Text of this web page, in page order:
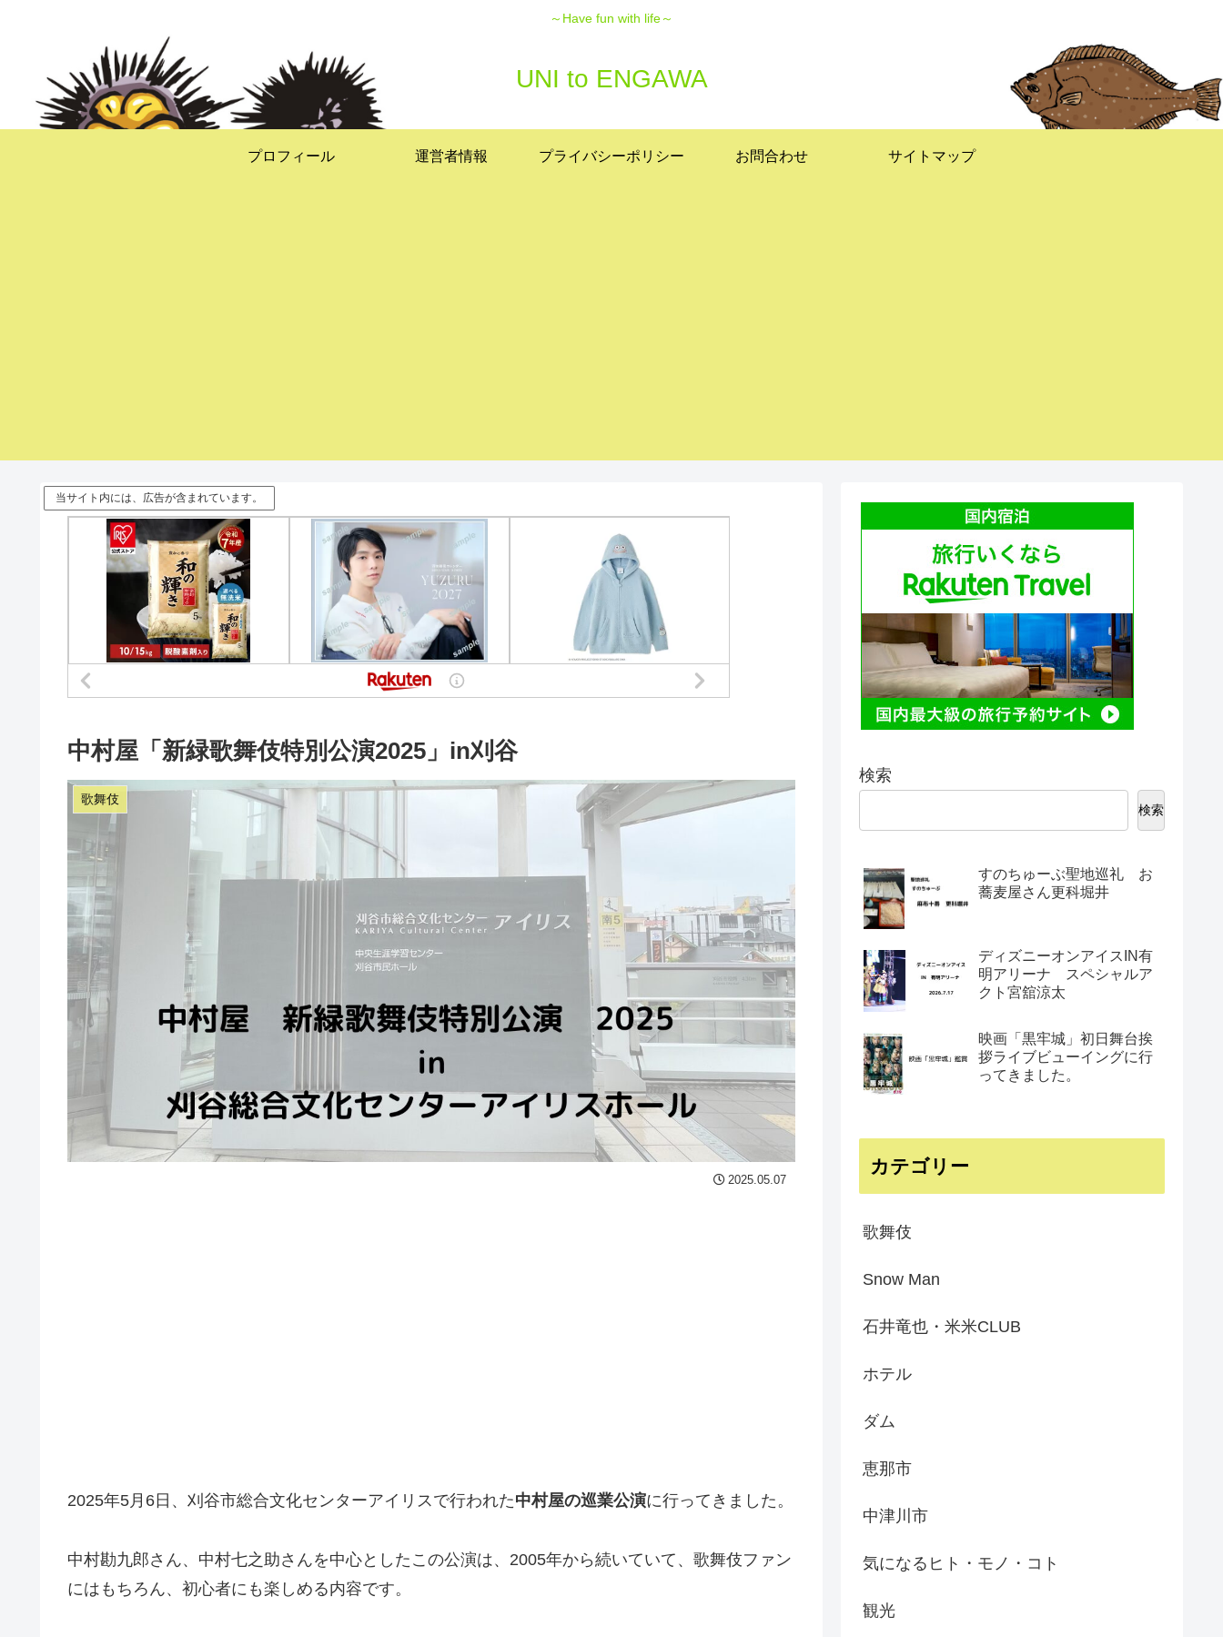
～Have fun with life～
UNI to ENGAWA
プロフィール 運営者情報 プライバシーポリシー お問合わせ サイトマップ
当サイト内には、広告が含まれています。
中村屋「新緑歌舞伎特別公演2025」in刈谷
歌舞伎
2025.05.07
2025年5月6日、刈谷市総合文化センターアイリスで行われた中村屋の巡業公演に行ってきました。
中村勘九郎さん、中村七之助さんを中心としたこの公演は、2005年から続いていて、歌舞伎ファン
にはもちろん、初心者にも楽しめる内容です。
検索
検索
すのちゅーぶ聖地巡礼 お
蕎麦屋さん更科堀井
ディズニーオンアイスIN有
明アリーナ スペシャルア
クト宮舘涼太
映画「黒牢城」初日舞台挨
拶ライブビューイングに行
ってきました。
カテゴリー
歌舞伎
Snow Man
石井竜也・米米CLUB
ホテル
ダム
恵那市
中津川市
気になるヒト・モノ・コト
観光